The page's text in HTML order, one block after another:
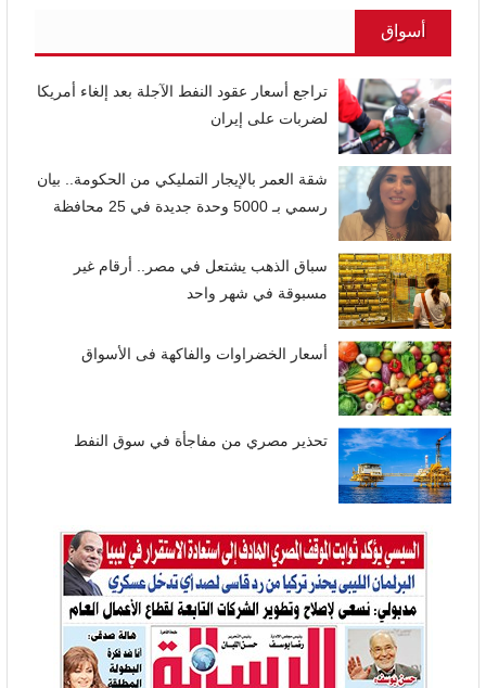
أسواق
تراجع أسعار عقود النفط الآجلة بعد إلغاء أمريكا
لضربات على إيران
شقة العمر بالإيجار التمليكي من الحكومة.. بيان
رسمي بـ 5000 وحدة جديدة في 25 محافظة
سباق الذهب يشتعل في مصر.. أرقام غير
مسبوقة في شهر واحد
أسعار الخضراوات والفاكهة فى الأسواق
تحذير مصري من مفاجأة في سوق النفط